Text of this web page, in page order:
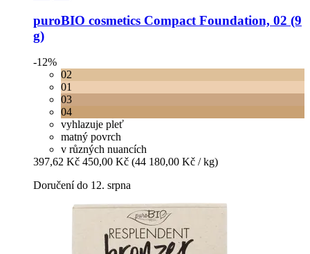
puroBIO cosmetics Compact Foundation, 02 (9
g)
-12%
02
01
03
04
vyhlazuje pleť
matný povrch
v různých nuancích
397,62 Kč 450,00 Kč (44 180,00 Kč / kg)
Doručení do 12. srpna